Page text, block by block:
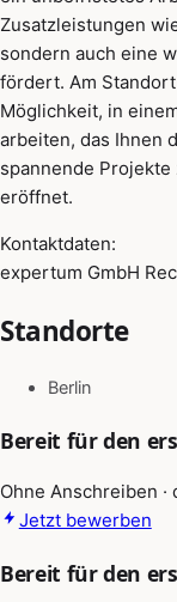
Zusatzleistungen
sondern auch eine
fördert. Am
Möglichkeit, in
arbeiten, das Ihnen
spannende
eröffnet.
Kontaktdaten:
expertum GmbH
Standorte
Berlin
Bereit für den
Ohne Anschreiben
Jetzt bewerben
Bereit für den